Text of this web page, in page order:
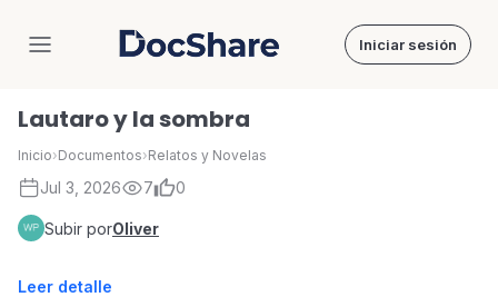
DocShare Iniciar sesión
Lautaro y la sombra
Inicio›Documentos›Relatos y Novelas
Jul 3, 2026 7 0
Subir porOliver
Leer detalle